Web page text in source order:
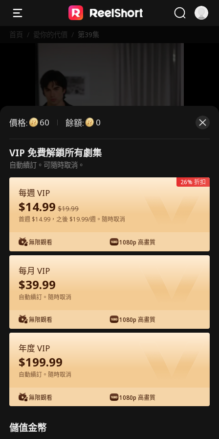
首頁 / 愛你的代價 / 第39集
這是付費劇集。請解鎖後觀看。
第39集 - 愛你的代價 完整影片
0-49 50-71
價格: 60 餘額: 0
VIP 免費解鎖所有劇集
自動續訂。可隨時取消。
每週 VIP
$14.99 $19.99
首週 $14.99，之後 $19.99/週。隨時取消
無限觀看 1080p 高畫質
26% 折扣
每月 VIP
$39.99
自動續訂。隨時取消
無限觀看 1080p 高畫質
年度 VIP
$199.99
自動續訂。隨時取消
無限觀看 1080p 高畫質
儲值金幣